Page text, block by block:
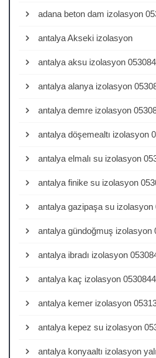
adana beton dam izolasyon
antalya Akseki izolasyon
antalya aksu izolasyon
antalya alanya izolasyon
antalya demre izolasyon
antalya döşemealtı izolasyon
antalya elmalı su izolasyon
antalya finike su izolasyon
antalya gazipaşa su izolasyon
antalya gündoğmuş izolasyon
antalya ibradı izolasyon
antalya kaç izolasyon
antalya kemer izolasyon
antalya kepez su izolasyon
antalya konyaaltı izolasyon